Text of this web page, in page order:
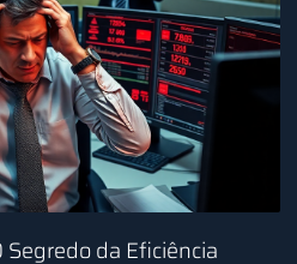
da Eficiência